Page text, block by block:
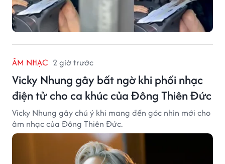
ÂM NHẠC 2 giờ trước
Vicky Nhung gây bất ngờ khi phối nhạc
điện tử cho ca khúc của Đông Thiên Đức
Vicky Nhung gây chú ý khi mang đến góc nhìn mới cho
âm nhạc của Đông Thiên Đức.